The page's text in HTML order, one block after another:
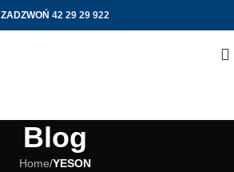
ZADZWOŃ 42 29 29 922
Blog
Home/YESON